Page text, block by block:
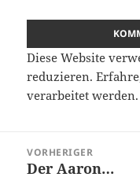
Diese Website
reduzieren.
verarbeitet werden.
VORHERIGER
Vorheriger
Der Aaron…